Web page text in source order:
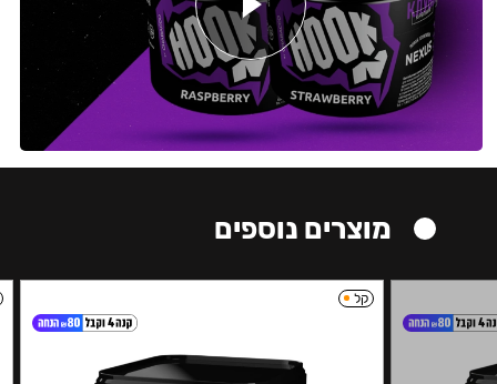
מוצרים נוספים
קל